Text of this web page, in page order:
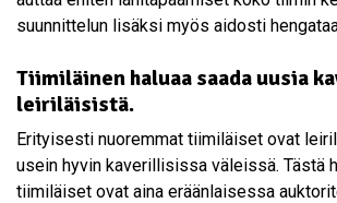
suunnittelun lisäksi myös aidosti
Tiimiläinen haluaa saada uusia
leiriläisistä.
Erityisesti nuoremmat tiimiläiset ovat
usein hyvin kaverillisissa väleissä. Tästä
tiimiläiset ovat aina eräänlaisessa